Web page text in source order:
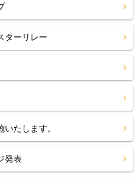
ーリレー
たします。
発表